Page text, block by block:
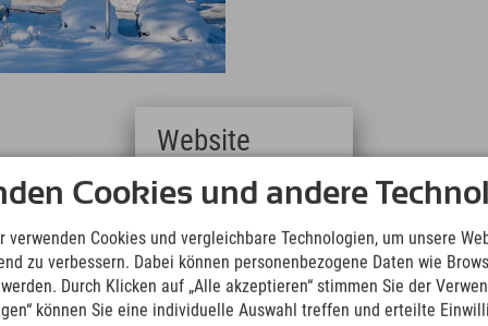
Garmisch
Cookies und andere
verwenden Cookies und vergleichbare Technologien, um unsere
zu verbessern. Dabei können personenbezogene Daten wie
Durch Klicken auf „Alle akzeptieren“ stimmen Sie der
können Sie eine individuelle Auswahl treffen und erteilte
Website
Deutsch
(German)
English
(English)
Italiano
(Italian)
Čeština